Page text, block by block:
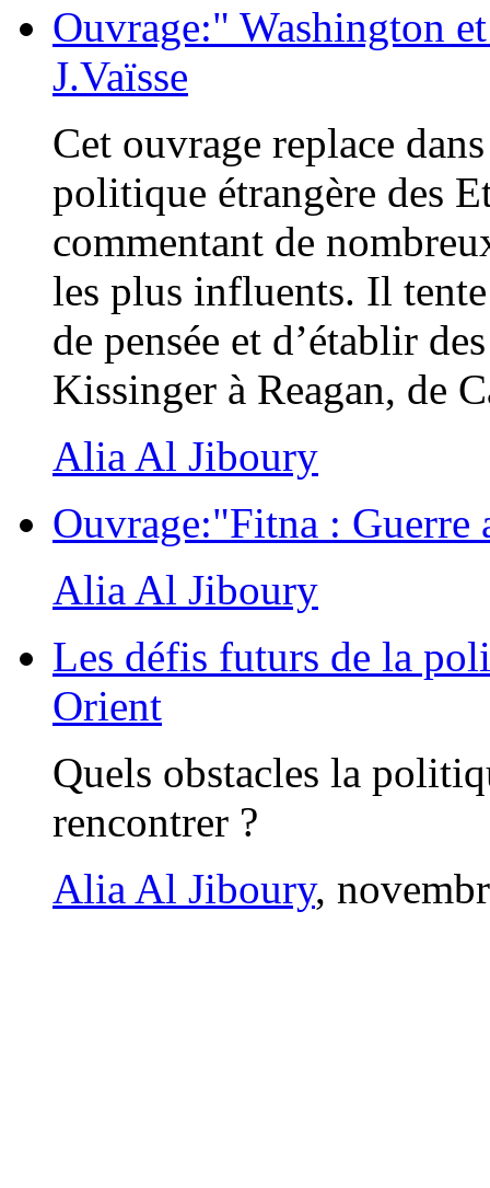
Ouvrage:" Washington
J.Vaïsse
Cet ouvrage replace
politique étrangère des
commentant de
les plus influents. Il
de pensée et d’établir
Kissinger à Reagan, de
Alia Al Jiboury
Ouvrage:"Fitna : Guerre
Alia Al Jiboury
Les défis futurs de la
Orient
Quels obstacles la
rencontrer ?
Alia Al Jiboury,